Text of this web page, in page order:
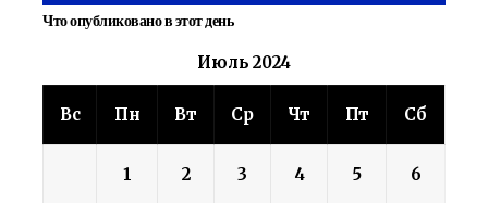
Что опубликовано в этот день
Июль 2024
Вс Пн Вт Ср Чт Пт Сб
1 2 3 4 5 6